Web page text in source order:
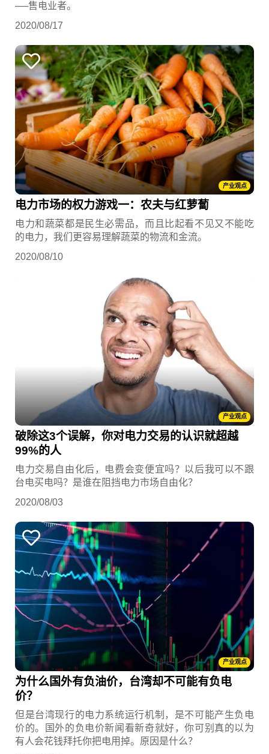
──售电业者。
2020/08/17
产业观点
电力市场的权力游戏一：农夫与红萝蔔
电力和蔬菜都是民生必需品，而且比起看不见又不能吃
的电力，我们更容易理解蔬菜的物流和金流。
2020/08/10
产业观点
破除这3个误解，你对电力交易的认识就超越
99%的人
电力交易自由化后，电费会变便宜吗？以后我可以不跟
台电买电吗？是谁在阻挡电力市场自由化？
2020/08/03
产业观点
为什么国外有负油价，台湾却不可能有负电
价？
但是台湾现行的电力系统运行机制，是不可能产生负电
价的。国外的负电价新闻看新奇就好，你可别真的以为
有人会花钱拜托你把电用掉。原因是什么？